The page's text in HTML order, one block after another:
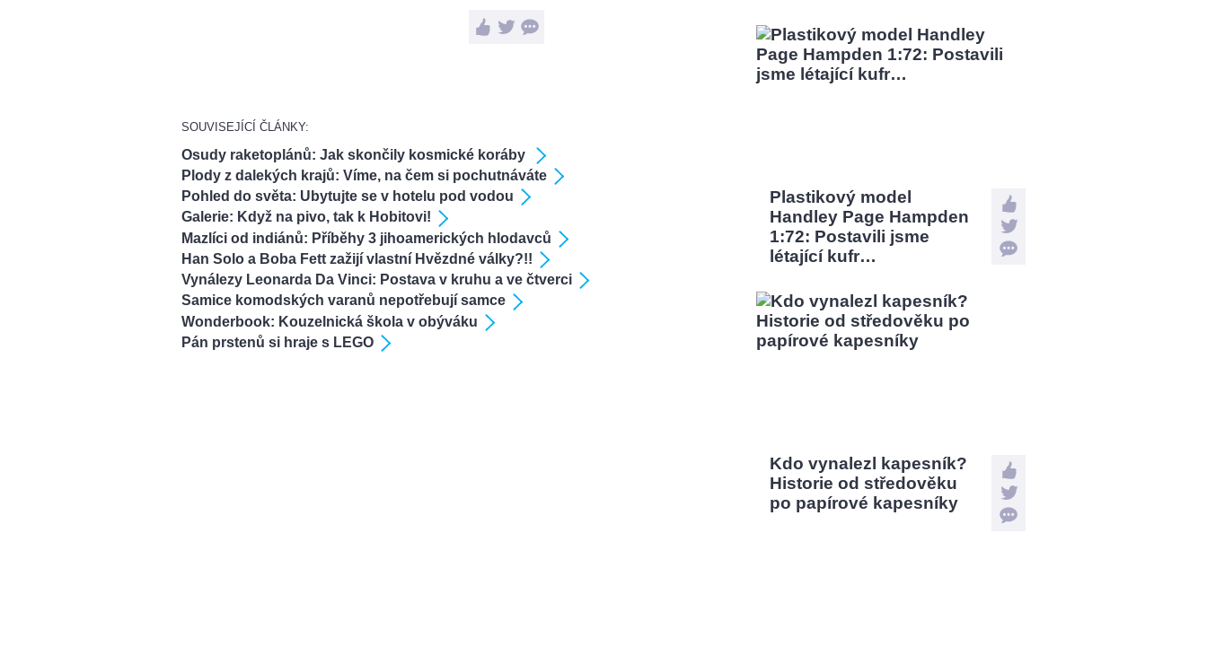
SOUVISEJÍCÍ ČLÁNKY:
Osudy raketoplánů: Jak skončily kosmické koráby
Plody z dalekých krajů: Víme, na čem si pochutnáváte
Pohled do světa: Ubytujte se v hotelu pod vodou
Galerie: Když na pivo, tak k Hobitovi!
Mazlíci od indiánů: Příběhy 3 jihoamerických hlodavců
Han Solo a Boba Fett zažijí vlastní Hvězdné války?!!
Vynálezy Leonarda Da Vinci: Postava v kruhu a ve čtverci
Samice komodských varanů nepotřebují samce
Wonderbook: Kouzelnická škola v obýváku
Pán prstenů si hraje s LEGO
Plastikový model
Handley Page Hampden
1:72: Postavili jsme
létající kufr…
Kdo vynalezl kapesník?
Historie od středověku
po papírové kapesníky